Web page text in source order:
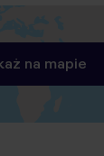
na mapie